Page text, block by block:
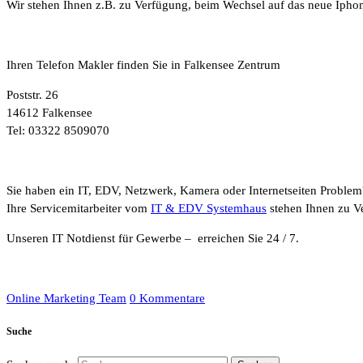
Wir stehen Ihnen z.B. zu Verfügung, beim Wechsel auf das neue
Ihren Telefon Makler finden Sie in Falkensee Zentrum
Poststr. 26
14612 Falkensee
Tel: 03322 8509070
Sie haben ein IT, EDV, Netzwerk, Kamera oder Internetseiten
Ihre Servicemitarbeiter vom IT & EDV Systemhaus stehen Ihnen zu
Unseren IT Notdienst für Gewerbe – erreichen Sie 24 / 7.
Online Marketing Team 0 Kommentare
Suche